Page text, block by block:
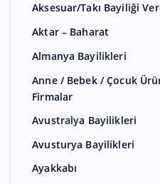
Aksesuar/Takı Bayiliği
Aktar – Baharat
Almanya Bayilikleri
Anne / Bebek / Çocuk
Firmalar
Avustralya Bayilikleri
Avusturya Bayilikleri
Ayakkabı